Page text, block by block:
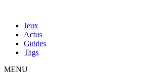
Jeux
Actus
Guides
Tags
MENU